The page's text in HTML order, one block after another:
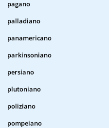
pagano
palladiano
panamericano
parkinsoniano
persiano
plutoniano
poliziano
pompeiano